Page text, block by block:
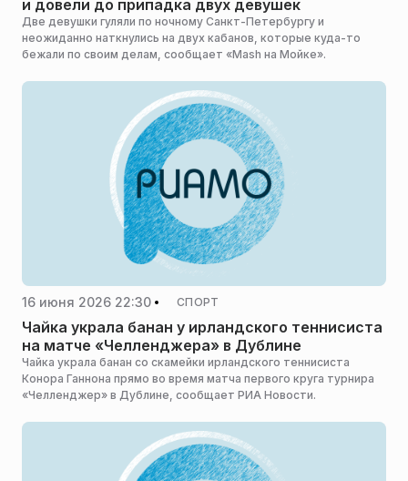
и довели до припадка двух девушек
Две девушки гуляли по ночному Санкт-Петербургу и
неожиданно наткнулись на двух кабанов, которые куда-то
бежали по своим делам, сообщает «Mash на Мойке».
16 июня 2026 22:30 СПОРТ
Чайка украла банан у ирландского теннисиста
на матче «Челленджера» в Дублине
Чайка украла банан со скамейки ирландского теннисиста
Конора Ганнона прямо во время матча первого круга турнира
«Челленджер» в Дублине, сообщает РИА Новости.